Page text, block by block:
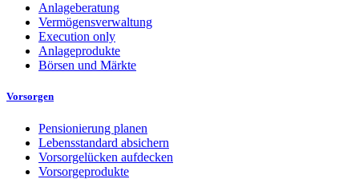
Anlageberatung
Vermögensverwaltung
Execution only
Anlageprodukte
Börsen und Märkte
Vorsorgen
Pensionierung planen
Lebensstandard absichern
Vorsorgelücken aufdecken
Vorsorgeprodukte